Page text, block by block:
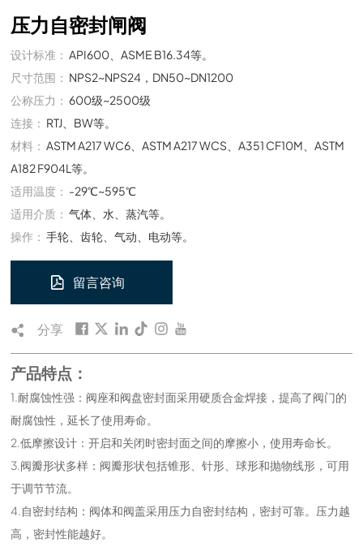
压力自密封闸阀
设计标准： API600、ASME B16.34等。
尺寸范围： NPS2~NPS24，DN50~DN1200
公称压力： 600级~2500级
连接： RTJ、BW等。
材料： ASTM A217 WC6、ASTM A217 WCS、A351 CF10M、ASTM
A182 F904L等。
适用温度： -29℃~595℃
适用介质： 气体、水、蒸汽等。
操作： 手轮、齿轮、气动、电动等。
留言咨询
分享
产品特点：
1.耐腐蚀性强：阀座和阀盘密封面采用硬质合金焊接，提高了阀门的
耐腐蚀性，延长了使用寿命。
2.低摩擦设计：开启和关闭时密封面之间的摩擦小，使用寿命长。
3.阀瓣形状多样：阀瓣形状包括锥形、针形、球形和抛物线形，可用
于调节节流。
4.自密封结构：阀体和阀盖采用压力自密封结构，密封可靠。压力越
高，密封性能越好。